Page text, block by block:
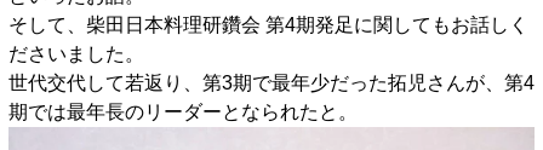
そして、柴田日本料理研鑽会 第4期発足に関してもお話しく
ださいました。
世代交代して若返り、第3期で最年少だった拓児さんが、第4
期では最年長のリーダーとなられたと。